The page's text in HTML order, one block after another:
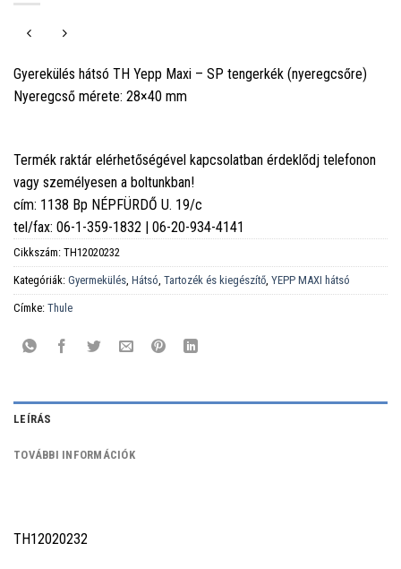
Gyerekülés hátsó TH Yepp Maxi – SP tengerkék (nyeregcsőre)
Nyeregcső mérete: 28×40 mm
Termék raktár elérhetőségével kapcsolatban érdeklődj telefonon
vagy személyesen a boltunkban!
cím: 1138 Bp NÉPFÜRDŐ U. 19/c
tel/fax: 06-1-359-1832 | 06-20-934-4141
Cikkszám: TH12020232
Kategóriák: Gyermekülés Hátsó Tartozék és kiegészítő YEPP MAXI hátsó
Címke: Thule
LEÍRÁS
TOVÁBBI INFORMÁCIÓK
TH12020232